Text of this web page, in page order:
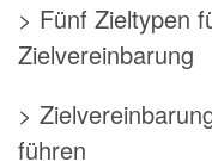
> Fünf Zieltypen
Zielvereinbarung
>
führen